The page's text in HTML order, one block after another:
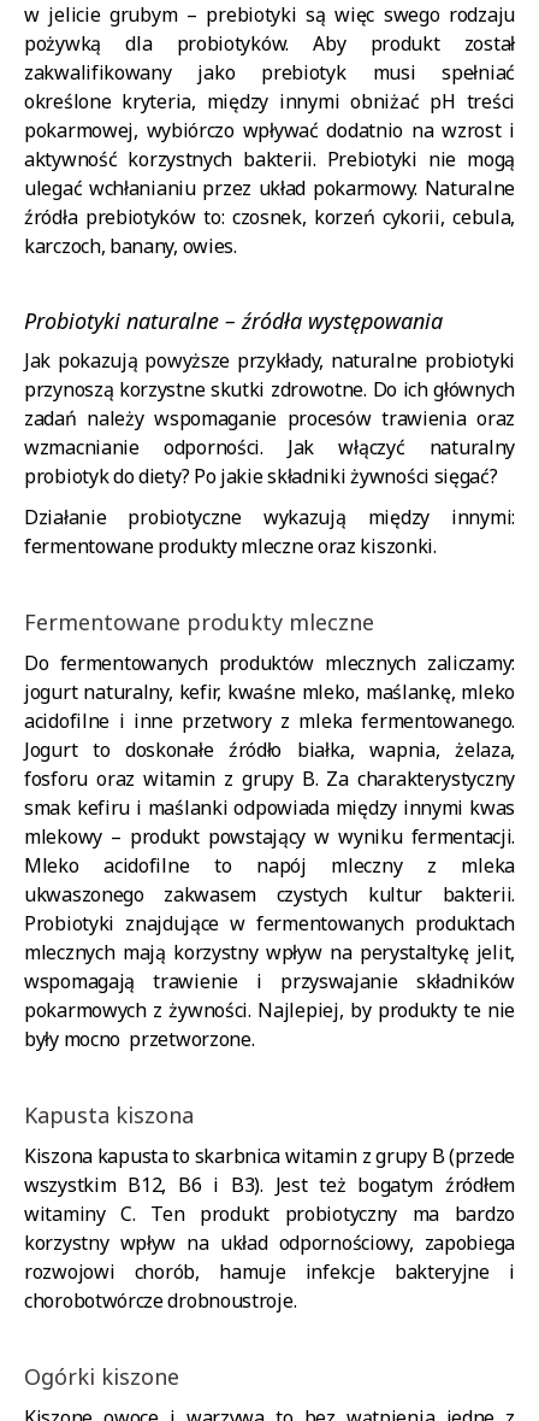
w jelicie grubym – prebiotyki są więc swego rodzaju
pożywką dla probiotyków. Aby produkt został
zakwalifikowany jako prebiotyk musi spełniać
określone kryteria, między innymi obniżać pH treści
pokarmowej, wybiórczo wpływać dodatnio na wzrost i
aktywność korzystnych bakterii. Prebiotyki nie mogą
ulegać wchłanianiu przez układ pokarmowy. Naturalne
źródła prebiotyków to: czosnek, korzeń cykorii, cebula,
karczoch, banany, owies.
Probiotyki naturalne – źródła występowania
Jak pokazują powyższe przykłady, naturalne probiotyki
przynoszą korzystne skutki zdrowotne. Do ich głównych
zadań należy wspomaganie procesów trawienia oraz
wzmacnianie odporności. Jak włączyć naturalny
probiotyk do diety? Po jakie składniki żywności sięgać?
Działanie probiotyczne wykazują między innymi:
fermentowane produkty mleczne oraz kiszonki.
Fermentowane produkty mleczne
Do fermentowanych produktów mlecznych zaliczamy:
jogurt naturalny, kefir, kwaśne mleko, maślankę, mleko
acidofilne i inne przetwory z mleka fermentowanego.
Jogurt to doskonałe źródło białka, wapnia, żelaza,
fosforu oraz witamin z grupy B. Za charakterystyczny
smak kefiru i maślanki odpowiada między innymi kwas
mlekowy – produkt powstający w wyniku fermentacji.
Mleko acidofilne to napój mleczny z mleka
ukwaszonego zakwasem czystych kultur bakterii.
Probiotyki znajdujące w fermentowanych produktach
mlecznych mają korzystny wpływ na perystaltykę jelit,
wspomagają trawienie i przyswajanie składników
pokarmowych z żywności. Najlepiej, by produkty te nie
były mocno przetworzone.
Kapusta kiszona
Kiszona kapusta to skarbnica witamin z grupy B (przede
wszystkim B12, B6 i B3). Jest też bogatym źródłem
witaminy C. Ten produkt probiotyczny ma bardzo
korzystny wpływ na układ odpornościowy, zapobiega
rozwojowi chorób, hamuje infekcje bakteryjne i
chorobotwórcze drobnoustroje.
Ogórki kiszone